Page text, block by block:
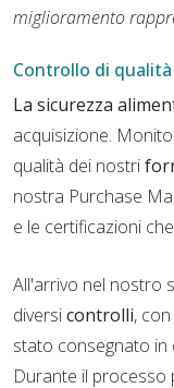
miglioramento
Controllo di
La sicurezza
acquisizione.
qualità dei nostri
nostra Purchase
e le certificazioni
All'arrivo nel nostro
diversicontrolli,
stato consegnato in
Durante il